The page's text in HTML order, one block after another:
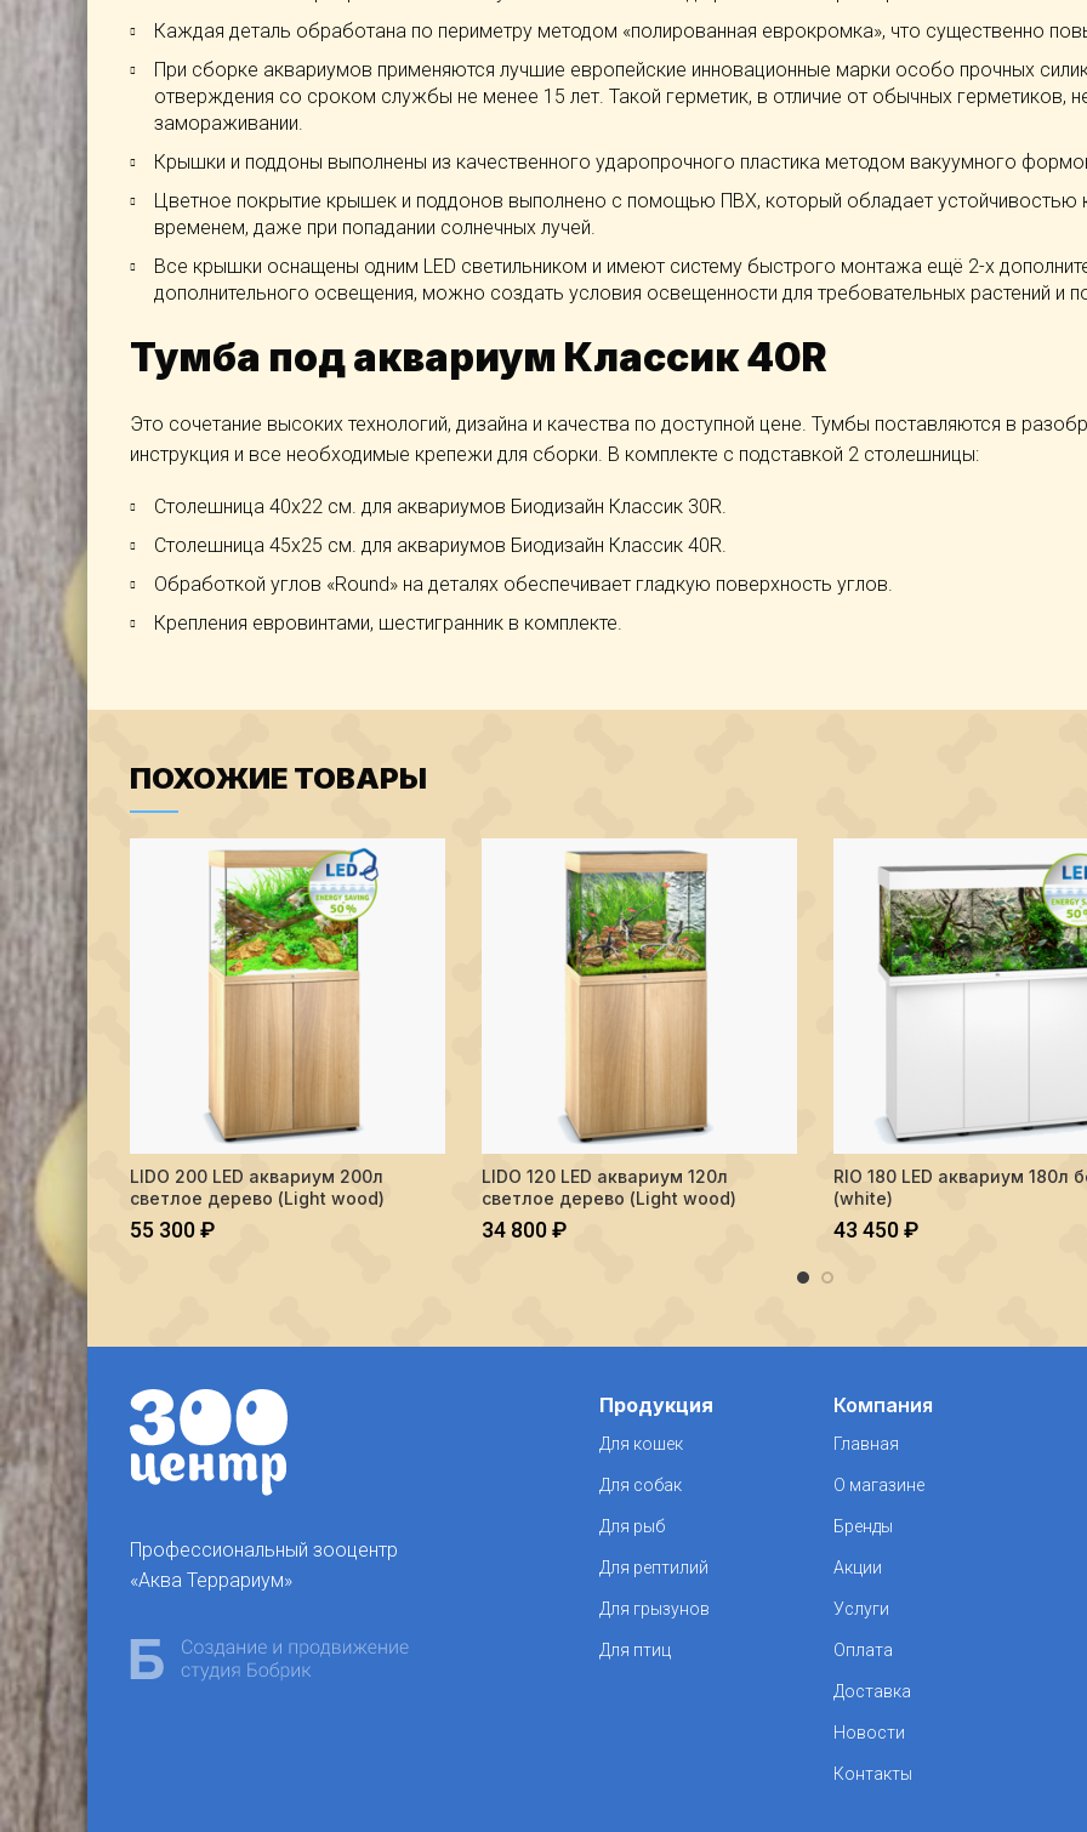
Каждая деталь обработана по периметру методом «полированная еврокромка», что существенно
При сборке аквариумов применяются лучшие европейские инновационные марки особо прочных
отверждения со сроком службы не менее 15 лет. Такой герметик, в отличие от обычных герметиков,
замораживании.
Крышки и поддоны выполнены из качественного ударопрочного пластика методом вакуумного
Цветное покрытие крышек и поддонов выполнено с помощью ПВХ, который обладает устойчивостью
временем, даже при попадании солнечных лучей.
Все крышки оснащены одним LED светильником и имеют систему быстрого монтажа ещё 2-х
дополнительного освещения, можно создать условия освещенности для требовательных растений и
Тумба под аквариум Классик 40R
Это сочетание высоких технологий, дизайна и качества по доступной цене. Тумбы поставляются в
инструкция и все необходимые крепежи для сборки. В комплекте с подставкой 2 столешницы:
Столешница 40х22 см. для аквариумов Биодизайн Классик 30R.
Столешница 45х25 см. для аквариумов Биодизайн Классик 40R.
Обработкой углов «Round» на деталях обеспечивает гладкую поверхность углов.
Крепления евровинтами, шестигранник в комплекте.
ПОХОЖИЕ ТОВАРЫ
Количество LIDO 200 LED аквариум 200л светлое дерево (Light wood)
В КОРЗИНУ
LIDO 200 LED аквариум 200л
светлое дерево (Light wood)
55 300₽
Количество LIDO 120 LED аквариум 120л светлое дерево (Light wood)
В КОРЗИНУ
LIDO 120 LED аквариум 120л
светлое дерево (Light wood)
34 800₽
Количество RIO 180 LEDВ КОРЗИНУ
RIO 180 LED аквариум 180л
(white)
43 450₽
Профессиональный зооцентр
«Аква Террариум»
Продукция
Для кошек
Для собак
Для рыб
Для рептилий
Для грызунов
Для птиц
Компания
Главная
О магазине
Бренды
Акции
Услуги
Оплата
Доставка
Новости
Контакты